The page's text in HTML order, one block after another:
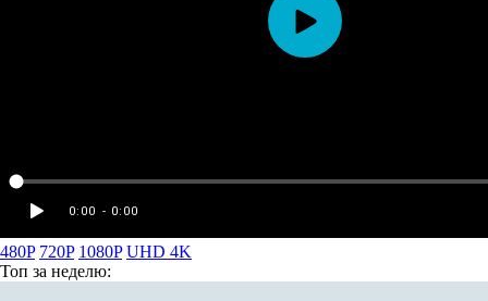
480P 720P 1080P UHD 4K
Топ за неделю: